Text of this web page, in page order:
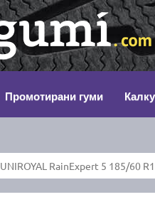
Промотирани гуми
UNIROYAL RainExpert 5 185/60